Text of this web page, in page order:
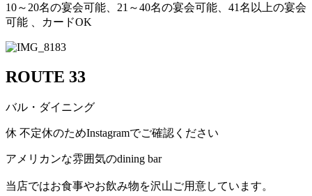
10～20名の宴会可能、21～40名の宴会可能、41名以上の宴会
可能 、カードOK
ROUTE 33
バル・ダイニング
休 不定休のためInstagramでご確認ください
アメリカンな雰囲気のdining bar
当店ではお食事やお飲み物を沢山ご用意しています。